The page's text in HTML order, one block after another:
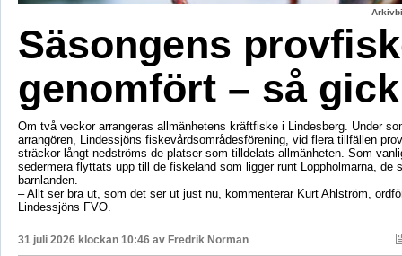
Säsongens
genomfört – så
Om två veckor arrangeras allmänhetens kräftfiske i Lindesberg. Under
arrangören, Lindessjöns fiskevårdsområdesförening, vid flera tillfällen
sträckor långt nedströms de platser som tilldelats allmänheten. Som
sedermera flyttats upp till de fiskeland som ligger runt Loppholmarna, de
barnlanden.
– Allt ser bra ut, som det ser ut just nu, kommenterar Kurt Ahlström,
Lindessjöns FVO.
31 juli 2026 klockan 10:46 av Fredrik Norman